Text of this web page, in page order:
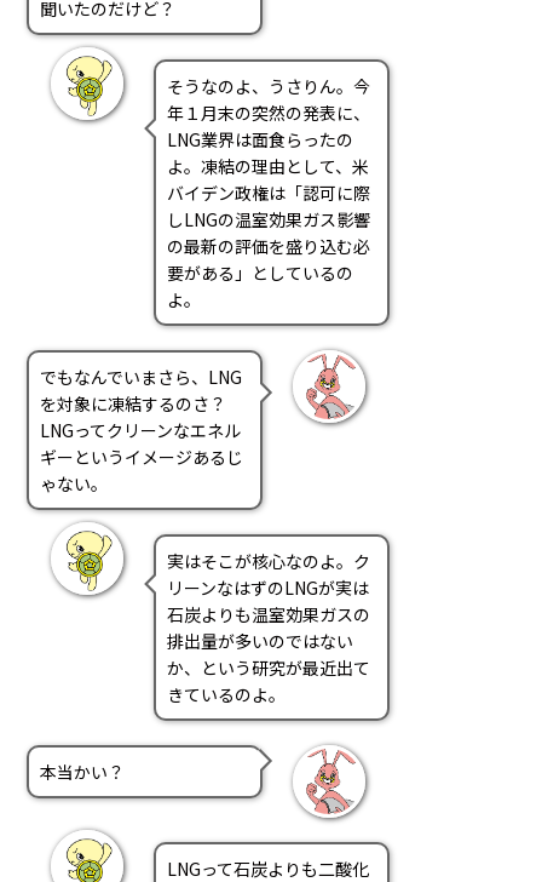
PRA原則
Q & A
会社概要
お問い合わせ
English Website
瑞姆亜太能源諮問(北京)
Rim Energy Media(韓国語)
聞いたのだけど？
そうなのよ、うさりん。今
年１月末の突然の発表に、
LNG業界は面食らったの
よ。凍結の理由として、米
バイデン政権は「認可に際
しLNGの温室効果ガス影響
の最新の評価を盛り込む必
要がある」としているの
よ。
でもなんでいまさら、LNG
を対象に凍結するのさ？
LNGってクリーンなエネル
ギーというイメージあるじ
ゃない。
実はそこが核心なのよ。ク
リーンなはずのLNGが実は
石炭よりも温室効果ガスの
排出量が多いのではない
か、という研究が最近出て
きているのよ。
本当かい？
LNGって石炭よりも二酸化